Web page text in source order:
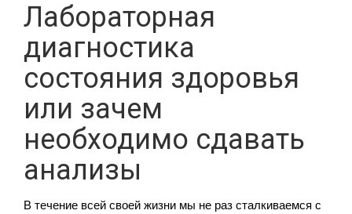
Лабораторная
диагностика
состояния здоровья
или зачем
необходимо сдавать
анализы
В течение всей своей жизни мы не раз сталкиваемся с